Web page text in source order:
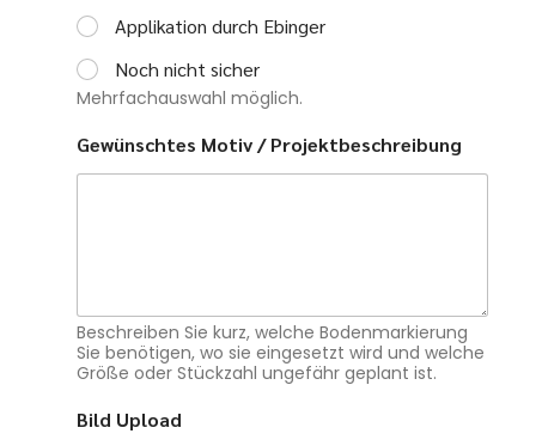
Applikation durch Ebinger
Noch nicht sicher
Mehrfachauswahl möglich.
Gewünschtes Motiv / Projektbeschreibung
Beschreiben Sie kurz, welche Bodenmarkierung
Sie benötigen, wo sie eingesetzt wird und welche
Größe oder Stückzahl ungefähr geplant ist.
Bild Upload